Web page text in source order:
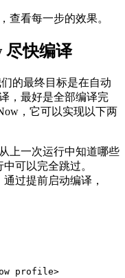
查看每一步的效果。
尽快编译
的最终目标是在自动
，最好是全部编译完
，它可以实现以下两
上一次运行中知道哪些
可以完全跳过。
过提前启动编译，
profile>